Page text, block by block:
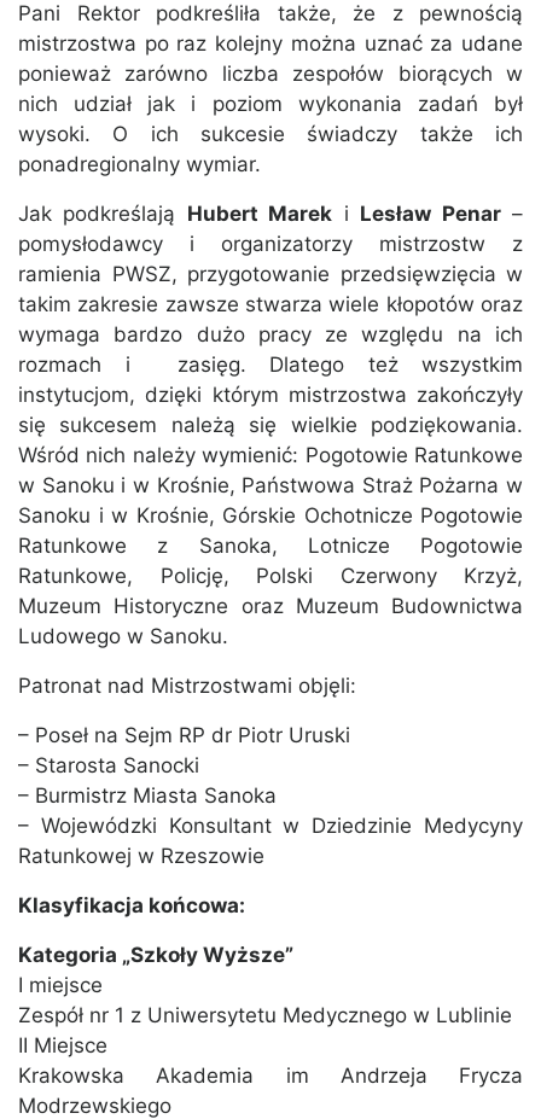
Pani Rektor podkreśliła także, że z pewnością
mistrzostwa po raz kolejny można uznać za udane
ponieważ zarówno liczba zespołów biorących w
nich udział jak i poziom wykonania zadań był
wysoki. O ich sukcesie świadczy także ich
ponadregionalny wymiar.
Jak podkreślają Hubert Marek i Lesław Penar–
pomysłodawcy i organizatorzy mistrzostw z
ramienia PWSZ, przygotowanie przedsięwzięcia w
takim zakresie zawsze stwarza wiele kłopotów oraz
wymaga bardzo dużo pracy ze względu na ich
rozmach i zasięg. Dlatego też wszystkim
instytucjom, dzięki którym mistrzostwa zakończyły
się sukcesem należą się wielkie podziękowania.
Wśród nich należy wymienić: Pogotowie Ratunkowe
w Sanoku i w Krośnie, Państwowa Straż Pożarna w
Sanoku i w Krośnie, Górskie Ochotnicze Pogotowie
Ratunkowe z Sanoka, Lotnicze Pogotowie
Ratunkowe, Policję, Polski Czerwony Krzyż,
Muzeum Historyczne oraz Muzeum Budownictwa
Ludowego w Sanoku.
Patronat nad Mistrzostwami objęli:
– Poseł na Sejm RP dr Piotr Uruski
– Starosta Sanocki
– Burmistrz Miasta Sanoka
– Wojewódzki Konsultant w Dziedzinie Medycyny
Ratunkowej w Rzeszowie
Klasyfikacja końcowa:
Kategoria „Szkoły Wyższe”
I miejsce
Zespół nr 1 z Uniwersytetu Medycznego w Lublinie
II Miejsce
Krakowska Akademia im Andrzeja Frycza
Modrzewskiego